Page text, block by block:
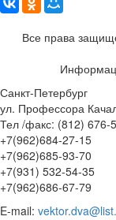
Все права
Санкт-Петербург
ул. Профессора
Тел /факс: (812) 676-
+7(962)684-27-15
+7(962)685-93-70
+7(931) 532-54-35
+7(962)686-67-79
E-mail: